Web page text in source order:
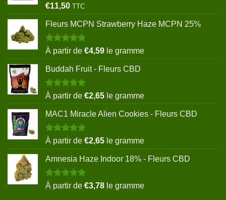
Note5.00
€11,50 TTC
Fleurs MCPN Strawberry Haze MCPN 25%
Note5.00
sur 5
À partir de €4,59 le gramme
Buddah Fruit - Fleurs CBD
Note5.00
sur 5
À partir de €2,65 le gramme
MAC1 Miracle Alien Cookies - Fleurs CBD
Note5.00
sur 5
À partir de €2,65 le gramme
Amnesia Haze Indoor 18% - Fleurs CBD
Note5.00
sur 5
À partir de €3,78 le gramme